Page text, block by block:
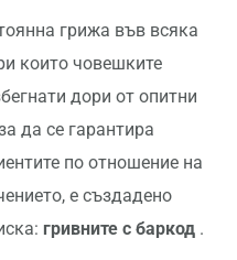
грижа във всяка
които човешките
дори от опитни
да се гарантира
по отношение на
е създадено
гривните с баркод .